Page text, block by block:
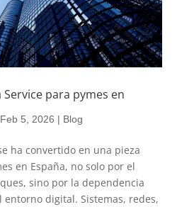
Service para pymes en
Feb 5, 2026 | Blog
ha convertido en una pieza
en España, no solo por el
sino por la dependencia
digital. Sistemas, redes,